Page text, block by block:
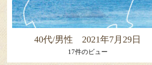
40代/男性 2021年7月29日
17件のビュー